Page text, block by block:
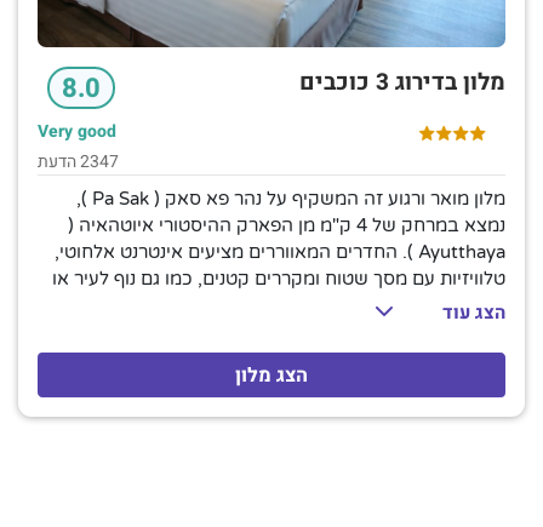
מלון בדירוג 3 כוכבים 8.0
Very good
2347 הדעת
מלון מואר ורגוע זה המשקיף על נהר פא סאק ( Pa Sak ),
נמצא במרחק של 4 ק"מ מן הפארק ההיסטורי איוטהאיה (
Ayutthaya ). החדרים המאווררים מציעים אינטרנט אלחוטי,
טלוויזיות עם מסך שטוח ומקררים קטנים, כמו גם נוף לעיר או
לנהר. הסוויטות כוללות חדרי מגורים נפרדים, מיני בר וחלונות
ארוחת בוקר המוגש במסעדה לא פורמלית הכוללת טרסת גן.
יש גם מסעדה סינית, ופאב/מסעדה איטלקית המציעה מוזיקה
חיה באופן קבוע. מתקנים אחרים כוללים בריכה חיצונית, חדר
הצג עוד
הצג מלון